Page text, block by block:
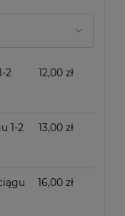
2
12,00 zł
1-2
13,00 zł
16,00 zł